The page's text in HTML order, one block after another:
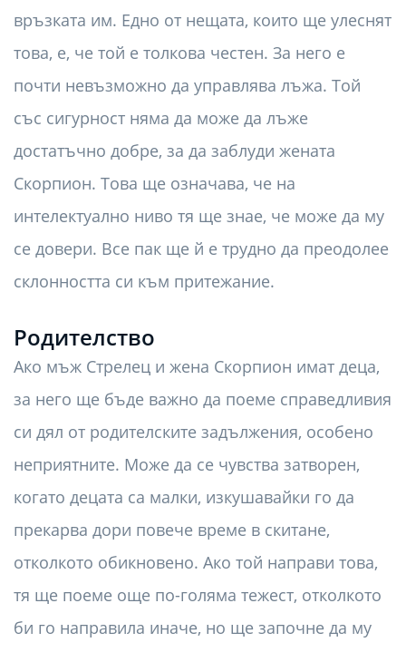
връзката им. Едно от нещата, които ще улеснят
това, е, че той е толкова честен. За него е
почти невъзможно да управлява лъжа. Той
със сигурност няма да може да лъже
достатъчно добре, за да заблуди жената
Скорпион. Това ще означава, че на
интелектуално ниво тя ще знае, че може да му
се довери. Все пак ще й е трудно да преодолее
склонността си към притежание.
Родителство
Ако мъж Стрелец и жена Скорпион имат деца,
за него ще бъде важно да поеме справедливия
си дял от родителските задължения, особено
неприятните. Може да се чувства затворен,
когато децата са малки, изкушавайки го да
прекарва дори повече време в скитане,
отколкото обикновено. Ако той направи това,
тя ще поеме още по-голяма тежест, отколкото
би го направила иначе, но ще започне да му